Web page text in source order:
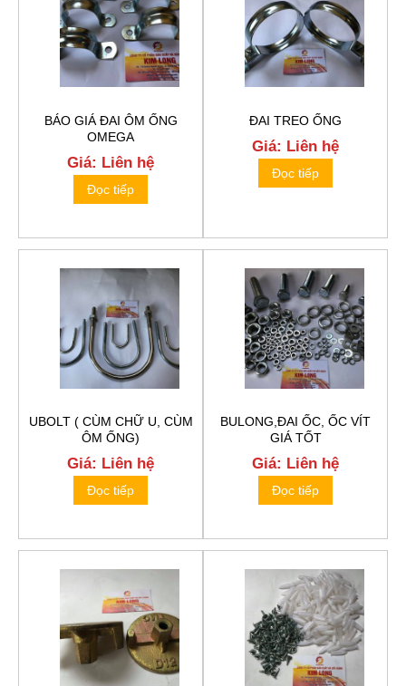
BÁO GIÁ ĐAI ÔM ỐNG
OMEGA
Giá: Liên hệ
Đọc tiếp
ĐAI TREO ỐNG
Giá: Liên hệ
Đọc tiếp
UBOLT ( CÙM CHỮ U, CÙM
ÔM ỐNG)
Giá: Liên hệ
Đọc tiếp
BULONG,ĐAI ỐC, ỐC VÍT
GIÁ TỐT
Giá: Liên hệ
Đọc tiếp